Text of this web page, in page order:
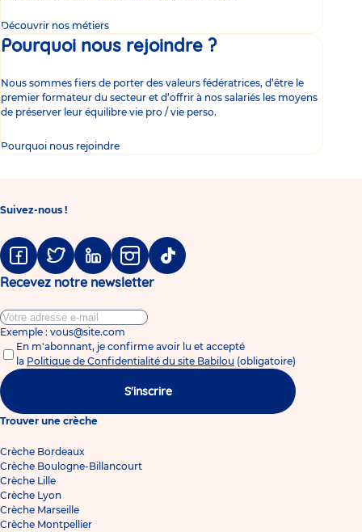
Découvrir nos métiers
Pourquoi nous rejoindre ?
Nous sommes fiers de porter des valeurs fédératrices, d’être le
premier formateur du secteur et d’offrir à nos salariés les moyens
de préserver leur équilibre vie pro / vie perso.
Pourquoi nous rejoindre
Suivez-nous !
FacebookTwitter LinkedinInstagramTiktok
Recevez notre newsletter
Exemple : vous@site.com
En m'abonnant, je confirme avoir lu et accepté
la Politique de Confidentialité du site Babilou (obligatoire)
S'inscrire
Trouver une crèche
Crèche Bordeaux
Crèche Boulogne-Billancourt
Crèche Lille
Crèche Lyon
Crèche Marseille
Crèche Montpellier